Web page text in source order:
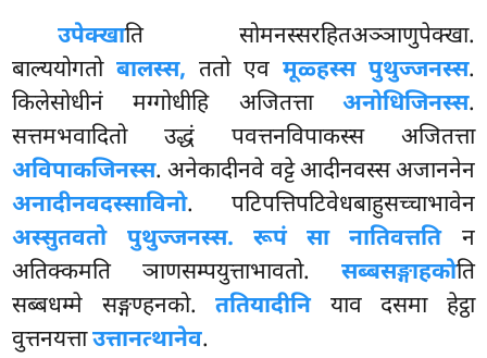
उपेक्खाति सोमनस्सरहितअञ्ञाणुपेक्खा.
बाल्ययोगतोबालस्स, ततो एव मूळ्हस्स पुथुज्जनस्स.
किलेसोधीनं मग्गोधीहि अजितत्ता अनोधिजिनस्स.
सत्तमभवादितो उद्धं पवत्तनविपाकस्स अजितत्ता
अविपाकजिनस्स. अनेकादीनवे वट्टे आदीनवस्स अजाननेन
अनादीनवदस्साविनो. पटिपत्तिपटिवेधबाहुसच्चाभावेन
अस्सुतवतो पुथुज्जनस्स. रूपं सा नातिवत्ततिन
अतिक्कमति ञाणसम्पयुत्ताभावतो. सब्बसङ्गाहकोति
सब्बधम्मे सङ्गण्हनको.ततियादीनियाव दसमा हेट्ठा
वुत्तनयत्ताउत्तानत्थानेव.